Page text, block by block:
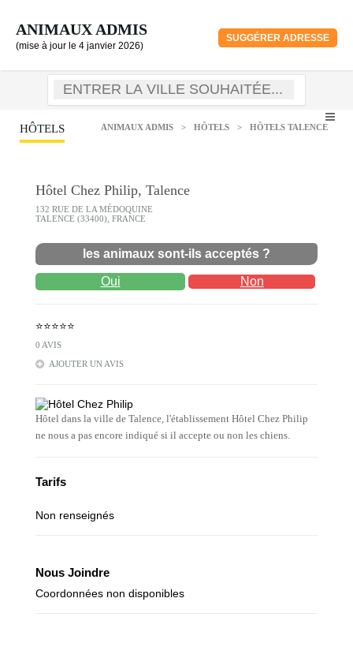
ANIMAUX ADMIS
(mise à jour le 4 janvier 2026)
SUGGÉRER ADRESSE
HÔTELS ANIMAUX ADMIS > HÔTELS > HÔTELS TALENCE
Hôtel Chez Philip, Talence
132 RUE DE LA MÉDOQUINE
TALENCE (33400), FRANCE
les animaux sont-ils acceptés ?
Oui Non
⭐⭐⭐⭐⭐
0 AVIS
AJOUTER UN AVIS
Hôtel dans la ville de Talence, l'établissement Hôtel Chez Philip
ne nous a pas encore indiqué si il accepte ou non les chiens.
Tarifs
Non renseignés
Nous Joindre
Coordonnées non disponibles